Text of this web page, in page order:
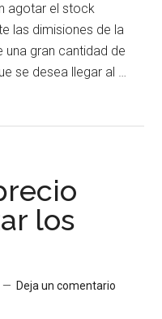
agotar el stock
las dimisiones de la
gran cantidad de
se desea llegar al …
los
Deja un comentario